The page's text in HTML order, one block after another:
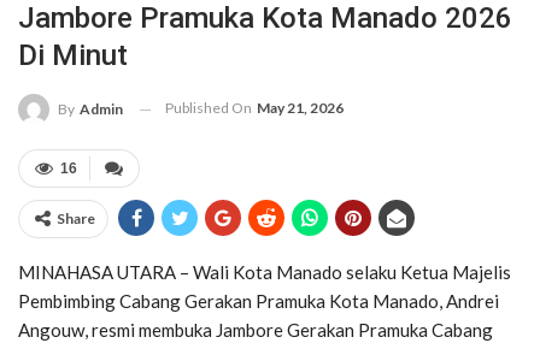
Jambore Pramuka Kota Manado 2026
Di Minut
By Admin Published On May 21, 2026
16
Share
MINAHASA UTARA – Wali Kota Manado selaku Ketua Majelis
Pembimbing Cabang Gerakan Pramuka Kota Manado,Andrei
Angouw, resmi membuka Jambore Gerakan Pramuka Cabang